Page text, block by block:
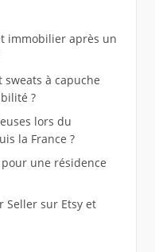
immobilier après un
à capuche
?
lors du
la France ?
une résidence
Seller sur Etsy et